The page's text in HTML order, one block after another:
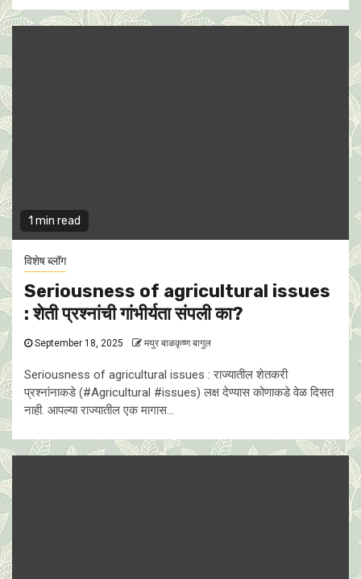
1 min read
विशेष ब्लॉग
Seriousness of agricultural issues
: शेती प्रश्नांची गांभीर्यता संपली का?
September 18, 2025 मयुर बाळकृष्ण बागुल
Seriousness of agricultural issues : राज्यातील शेतकरी
प्रश्नांनाकडे (#Agricultural #issues) लक्ष देण्यास कोणाकडे वेळ दिसत
नाही. आपल्या राज्यातील एक मागास...